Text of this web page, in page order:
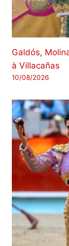
Galdós,
à Villacañas
10/08/2026